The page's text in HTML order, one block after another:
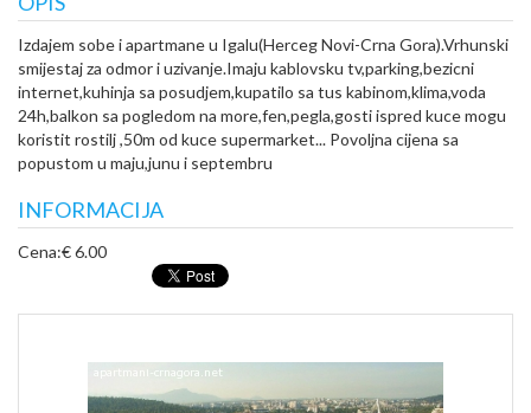
Izdajem sobe i apartmane u Igalu(Herceg Novi-Crna Gora).Vrhunski
smijestaj za odmor i uzivanje.Imaju kablovsku tv,parking,bezicni
internet,kuhinja sa posudjem,kupatilo sa tus kabinom,klima,voda
24h,balkon sa pogledom na more,fen,pegla,gosti ispred kuce mogu
koristit rostilj ,50m od kuce supermarket... Povoljna cijena sa
popustom u maju,junu i septembru
INFORMACIJA
Cena:€ 6.00